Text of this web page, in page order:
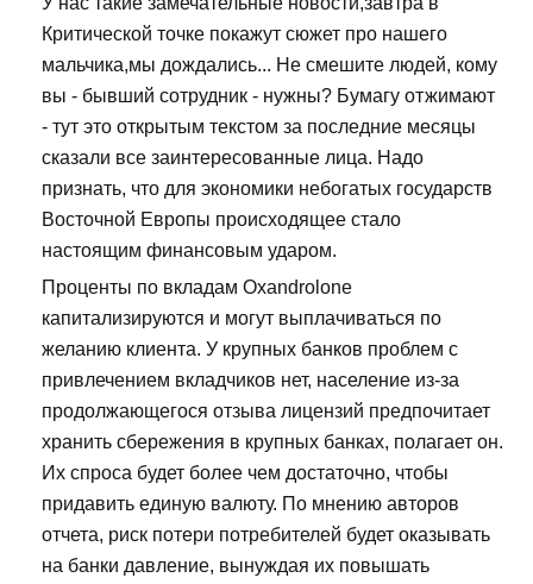
Критической точке покажут сюжет про нашего
мальчика,мы дождались... Не смешите людей, кому
вы - бывший сотрудник - нужны? Бумагу отжимают
- тут это открытым текстом за последние месяцы
сказали все заинтересованные лица. Надо
признать, что для экономики небогатых государств
Восточной Европы происходящее стало
настоящим финансовым ударом.
Проценты по вкладам Oxandrolone
капитализируются и могут выплачиваться по
желанию клиента. У крупных банков проблем с
привлечением вкладчиков нет, население из-за
продолжающегося отзыва лицензий предпочитает
хранить сбережения в крупных банках, полагает он.
Их спроса будет более чем достаточно, чтобы
придавить единую валюту. По мнению авторов
отчета, риск потери потребителей будет оказывать
на банки давление, вынуждая их повышать